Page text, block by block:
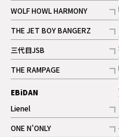
記事
WOLF HOWL HARMONY
記事
THE JET BOY BANGERZ
記事
三代目JSB
記事
THE RAMPAGE
記事
ギャラリー
EBiDAN
Lienel
記事
ONE N’ONLY